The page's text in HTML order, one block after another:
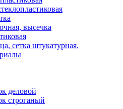
высечка
сетка штукатурная.
деловой
строганый